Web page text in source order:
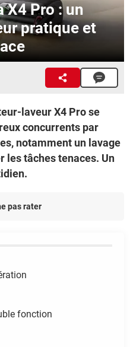
X4 Pro : un
pratique et
laveur X4 Pro se
concurrents par
notamment un lavage
les tâches tenaces. Un
pas rater
fonction